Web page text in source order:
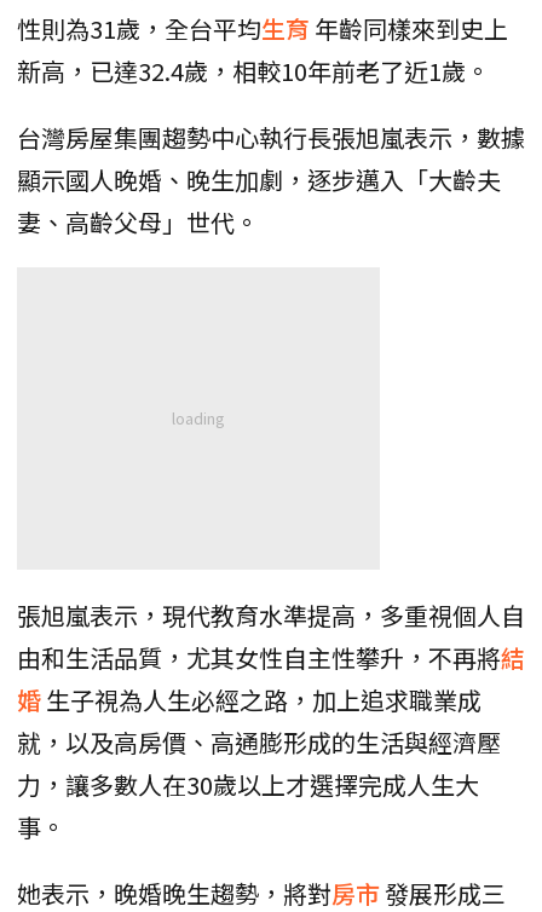
性則為31歲，全台平均生育 年齡同樣來到史上
新高，已達32.4歲，相較10年前老了近1歲。
台灣房屋集團趨勢中心執行長張旭嵐表示，數據
顯示國人晚婚、晚生加劇，逐步邁入「大齡夫
妻、高齡父母」世代。
張旭嵐表示，現代教育水準提高，多重視個人自
由和生活品質，尤其女性自主性攀升，不再將結
婚生子視為人生必經之路，加上追求職業成
就，以及高房價、高通膨形成的生活與經濟壓
力，讓多數人在30歲以上才選擇完成人生大
事。
她表示，晚婚晚生趨勢，將對房市發展形成三